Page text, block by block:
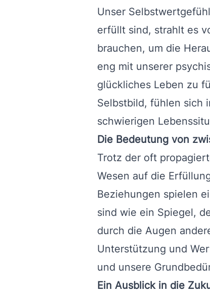
Unser
erfüllt sind, strahlt es
brauchen, um die
eng mit unserer
glückliches Leben zu
Selbstbild, fühlen sich
schwierigen
Die Bedeutung von
Trotz der oft
Wesen auf die
Beziehungen spielen
sind wie ein Spiegel,
durch die Augen
Unterstützung und
und unsere
Ein Ausblick in die